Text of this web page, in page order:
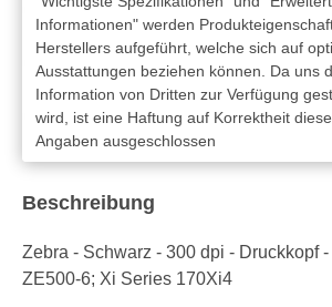
Informationen" werden
Herstellers aufgeführt, welche sich auf
Ausstattungen beziehen können. Da uns
Information von Dritten zur Verfügung
wird, ist eine Haftung auf Korrektheit
Angaben ausgeschlossen
Beschreibung
Zebra - Schwarz - 300 dpi - Druckkopf -
ZE500-6; Xi Series 170Xi4